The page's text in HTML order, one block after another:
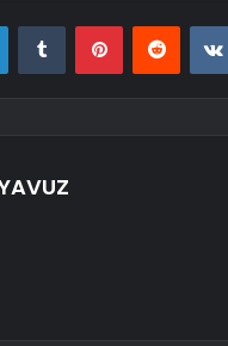
LinkedInTumblr PinterestReddit